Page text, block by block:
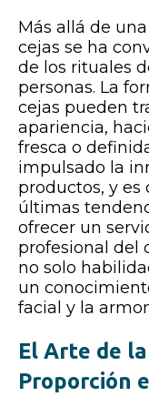
Más allá de
cejas se ha
de los rituales
personas. La
cejas pueden
apariencia,
fresca o
impulsado la
productos, y es
últimas
ofrecer un
profesional del
no solo
un
facial y la
El Arte de
Proporción